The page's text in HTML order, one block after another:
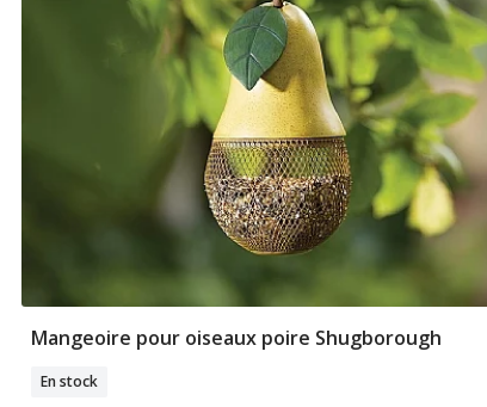
Ajouter Au Panier
Mangeoire pour oiseaux poire Shugborough
En stock